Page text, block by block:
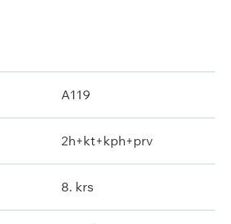
A119
2h+kt+kph+prv
8. krs